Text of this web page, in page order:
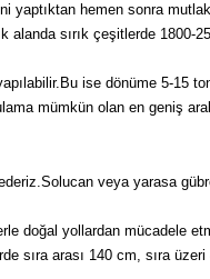
yaptıktan hemen sonra
sırık çeşitlerde 1800-
ise dönüme 5-15
mümkün olan en geniş
veya yarasa
doğal yollardan mücadele
sıra arası 140 cm, sıra